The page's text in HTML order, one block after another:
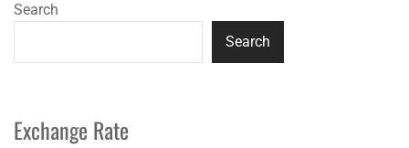
Search
Search
Exchange Rate